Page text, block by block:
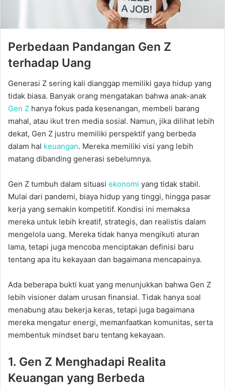
Perbedaan Pandangan Gen Z
terhadap Uang
Generasi Z sering kali dianggap memiliki gaya hidup yang
tidak biasa. Banyak orang mengatakan bahwa anak-anak
Gen Z hanya fokus pada kesenangan, membeli barang
mahal, atau ikut tren media sosial. Namun, jika dilihat lebih
dekat, Gen Z justru memiliki perspektif yang berbeda
dalam hal keuangan. Mereka memiliki visi yang lebih
matang dibanding generasi sebelumnya.
Gen Z tumbuh dalam situasi ekonomi yang tidak stabil.
Mulai dari pandemi, biaya hidup yang tinggi, hingga pasar
kerja yang semakin kompetitif. Kondisi ini memaksa
mereka untuk lebih kreatif, strategis, dan realistis dalam
mengelola uang. Mereka tidak hanya mengikuti aturan
lama, tetapi juga mencoba menciptakan definisi baru
tentang apa itu kekayaan dan bagaimana mencapainya.
Ada beberapa bukti kuat yang menunjukkan bahwa Gen Z
lebih visioner dalam urusan finansial. Tidak hanya soal
menabung atau bekerja keras, tetapi juga bagaimana
mereka mengatur energi, memanfaatkan komunitas, serta
membentuk mindset baru tentang kekayaan.
1. Gen Z Menghadapi Realita
Keuangan yang Berbeda